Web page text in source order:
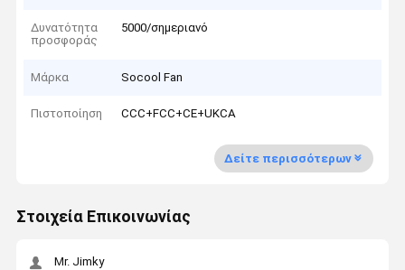
Δυνατότητα
προσφοράς
5000/σημεριανό
Μάρκα Socool Fan
Πιστοποίηση CCC+FCC+CE+UKCA
Δείτε περισσότερων
Στοιχεία Επικοινωνίας
Mr. Jimky